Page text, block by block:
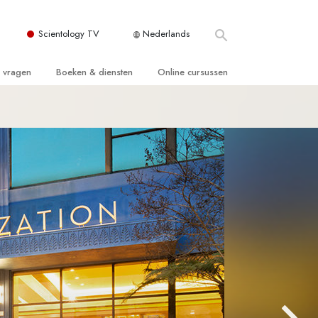
Scientology TV Nederlands
van Scientology
Boeken & diensten
voor beginners
Online cursussen
De Drijfveren van het Bestaan
De Componenten van Begrip
Oplossingen voor een Gevaarlijke
Omgeving
Assisten voor Ziektes en Verwondingen
Integriteit en Eerlijkheid
Het Huwelijk